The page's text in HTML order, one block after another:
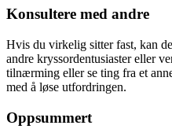
Konsultere med andre
Hvis du virkelig sitter fast, kan
andre kryssordentusiaster eller
tilnærming eller se ting fra et
med å løse utfordringen.
Oppsummert